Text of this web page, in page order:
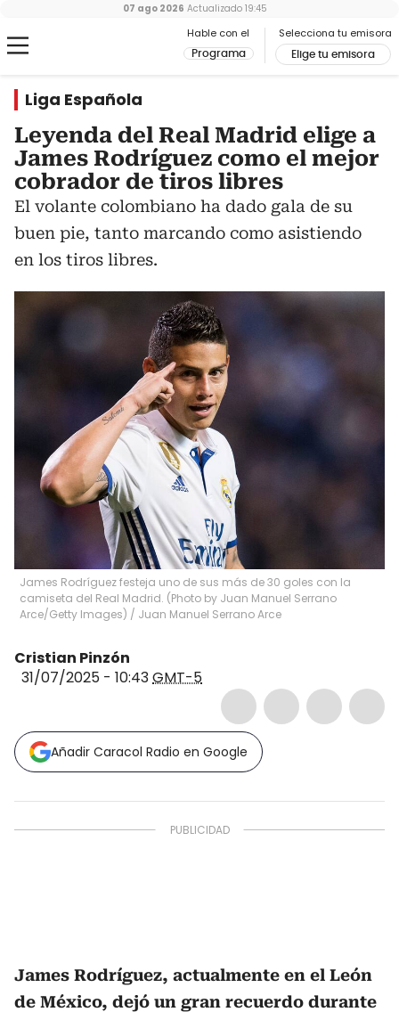
Hable con el
Programa
Selecciona tu emisora
Elige tu emisora
07 ago 2026 Actualizado 19:45
Liga Española
Leyenda del Real Madrid elige a
James Rodríguez como el mejor
cobrador de tiros libres
El volante colombiano ha dado gala de su
buen pie, tanto marcando como asistiendo
en los tiros libres.
James Rodríguez festeja uno de sus más de 30 goles con la
camiseta del Real Madrid. (Photo by Juan Manuel Serrano
Arce/Getty Images) / Juan Manuel Serrano Arce
Cristian Pinzón
31/07/2025 - 10:43GMT-5
Añadir Caracol Radio en Google
James Rodríguez, actualmente en el León
de México, dejó un gran recuerdo durante